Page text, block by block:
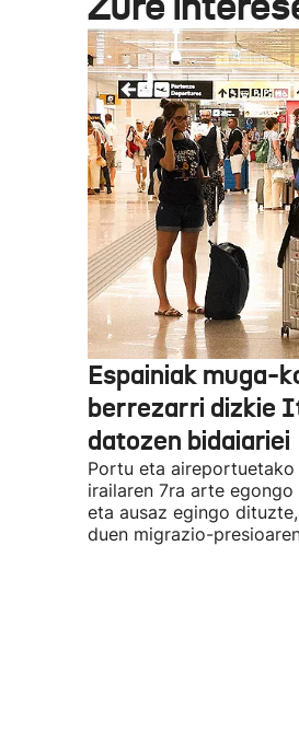
Espainiak muga-
berrezarri dizkie
datozen bidaiariei
Portu eta
irailaren 7ra arte egongo
eta ausaz egingo
duen migrazio-